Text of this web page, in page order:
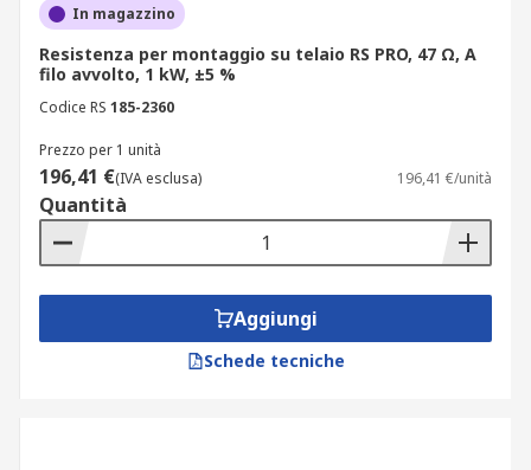
In magazzino
Resistenza per montaggio su telaio RS PRO, 47 Ω, A
filo avvolto, 1 kW, ±5 %
Codice RS 185-2360
Prezzo per 1 unità
196,41 €(IVA esclusa) 196,41 €/unità
Quantità
Aggiungi
Schede tecniche